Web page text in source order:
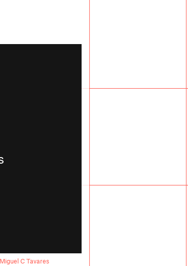
Miguel C Tavares